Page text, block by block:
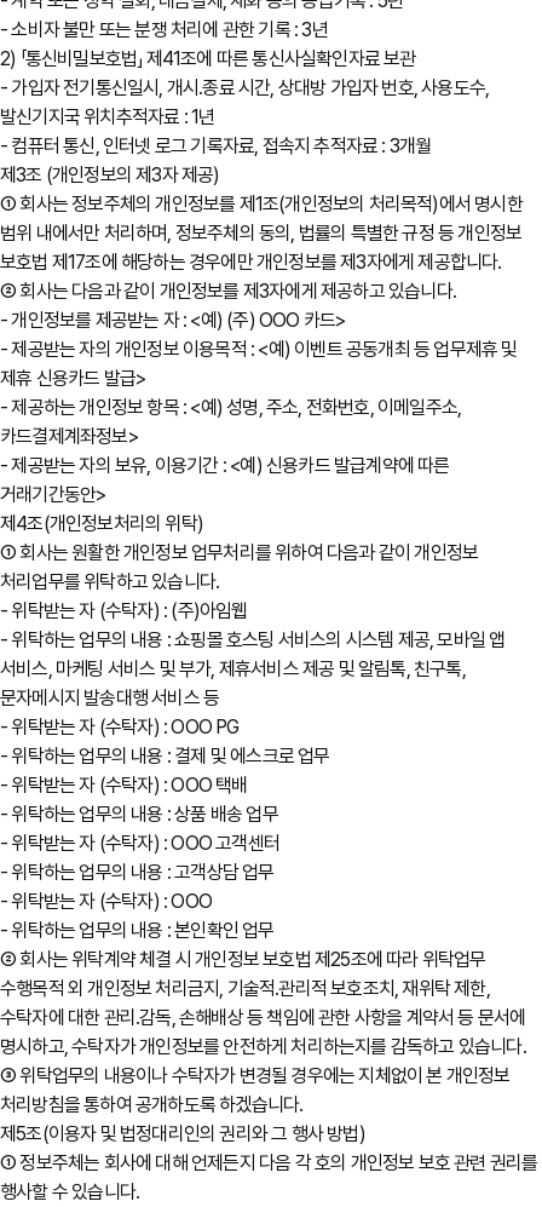
- 소비자 불만 또는 분쟁 처리에 관한 기록 : 3년
2) 「통신비밀보호법」 제41조에 따른 통신사실확인자료 보관
- 가입자 전기통신일시, 개시․종료 시간, 상대방 가입자 번호, 사용도수,
발신기지국 위치추적자료 : 1년
- 컴퓨터 통신, 인터넷 로그 기록자료, 접속지 추적자료 : 3개월
제3조 (개인정보의 제3자 제공)
① 회사는 정보주체의 개인정보를 제1조(개인정보의 처리목적)에서 명시한
범위 내에서만 처리하며, 정보주체의 동의, 법률의 특별한 규정 등 개인정보
보호법 제17조에 해당하는 경우에만 개인정보를 제3자에게 제공합니다.
② 회사는 다음과 같이 개인정보를 제3자에게 제공하고 있습니다.
- 개인정보를 제공받는 자 : <예) (주) OOO 카드>
- 제공받는 자의 개인정보 이용목적 : <예) 이벤트 공동개최 등 업무제휴 및
제휴 신용카드 발급>
- 제공하는 개인정보 항목 : <예) 성명, 주소, 전화번호, 이메일주소,
카드결제계좌정보>
- 제공받는 자의 보유, 이용기간 : <예) 신용카드 발급계약에 따른
거래기간동안>
제4조(개인정보처리의 위탁)
① 회사는 원활한 개인정보 업무처리를 위하여 다음과 같이 개인정보
처리업무를 위탁하고 있습니다.
- 위탁받는 자 (수탁자) : (주)아임웹
- 위탁하는 업무의 내용 : 쇼핑몰 호스팅 서비스의 시스템 제공, 모바일 앱
서비스, 마케팅 서비스 및 부가, 제휴서비스 제공 및 알림톡, 친구톡,
문자메시지 발송대행 서비스 등
- 위탁받는 자 (수탁자) : OOO PG
- 위탁하는 업무의 내용 : 결제 및 에스크로 업무
- 위탁받는 자 (수탁자) : OOO 택배
- 위탁하는 업무의 내용 : 상품 배송 업무
- 위탁받는 자 (수탁자) : OOO 고객센터
- 위탁하는 업무의 내용 : 고객상담 업무
- 위탁받는 자 (수탁자) : OOO
- 위탁하는 업무의 내용 : 본인확인 업무
② 회사는 위탁계약 체결 시 개인정보 보호법 제25조에 따라 위탁업무
수행목적 외 개인정보 처리금지, 기술적․관리적 보호조치, 재위탁 제한,
수탁자에 대한 관리․감독, 손해배상 등 책임에 관한 사항을 계약서 등 문서에
명시하고, 수탁자가 개인정보를 안전하게 처리하는지를 감독하고 있습니다.
③ 위탁업무의 내용이나 수탁자가 변경될 경우에는 지체없이 본 개인정보
처리방침을 통하여 공개하도록 하겠습니다.
제5조(이용자 및 법정대리인의 권리와 그 행사 방법)
① 정보주체는 회사에 대해 언제든지 다음 각 호의 개인정보 보호 관련 권리를
행사할 수 있습니다.